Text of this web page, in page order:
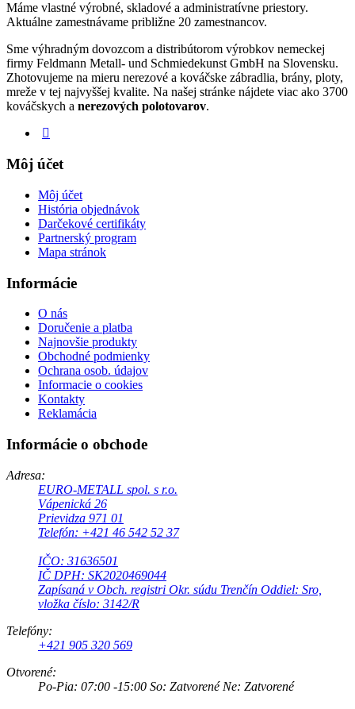
Máme vlastné výrobné, skladové a administratívne priestory.
Aktuálne zamestnávame približne 20 zamestnancov.
Sme výhradným dovozcom a distribútorom výrobkov nemeckej
firmy Feldmann Metall- und Schmiedekunst GmbH na Slovensku.
Zhotovujeme na mieru nerezové a kováčske zábradlia, brány, ploty,
mreže v tej najvyššej kvalite. Na našej stránke nájdete viac ako 3700
kováčskych a nerezových polotovarov.
Môj účet
Môj účet
História objednávok
Darčekové certifikáty
Partnerský program
Mapa stránok
Informácie
O nás
Doručenie a platba
Najnovšie produkty
Obchodné podmienky
Ochrana osob. údajov
Informacie o cookies
Kontakty
Reklamácia
Informácie o obchode
Adresa:
EURO-METALL spol. s r.o.
Vápenická 26
Prievidza 971 01
Telefón: +421 46 542 52 37
IČO: 31636501
IČ DPH: SK2020469044
Zapísaná v Obch. registri Okr. súdu Trenčín Oddiel: Sro,
vložka číslo: 3142/R
Telefóny:
+421 905 320 569
Otvorené:
Po-Pia: 07:00 -15:00 So: Zatvorené Ne: Zatvorené